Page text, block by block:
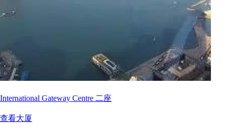
International Gateway Centre 二座
查看大厦